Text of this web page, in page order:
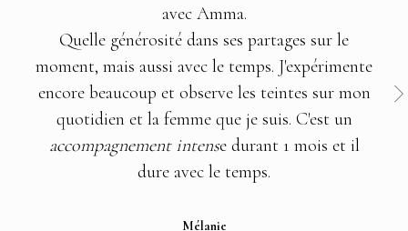
avec Amma.
Quelle générosité dans ses partages sur le
moment, mais aussi avec le temps. J'expérimente
encore beaucoup et observe les teintes sur mon
quotidien et la femme que je suis. C'est un
accompagnement intense durant 1 mois et il
dure avec le temps.
Mélanie